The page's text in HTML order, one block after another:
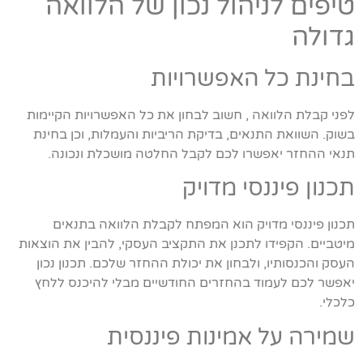
טיפים לניהול נכון של הלוואה
גדולה
בחינת כל האפשרויות
לפני קבלת הלוואה , חשוב לבחון את כל האפשרויות הקיימות
בשוק. השוואת התנאים, בדיקת הריביות והעמלות, וכן בחינת
תנאי ההחזר יאפשרו לכם לקבל החלטה מושכלת ונכונה.
תכנון פיננסי מדויק
תכנון פיננסי מדויק הוא המפתח לקבלת הלוואה בתנאים
מיטביים. הקפידו לתכנן את התקציב העסקי, להבין את הוצאות
העסק והכנסותיו, ולבחון את יכולת ההחזר שלכם. תכנון נכון
יאפשר לכם לעמוד בהחזרים החודשיים מבלי להיכנס ללחץ
כלכלי.
שמירה על אמינות פיננסית